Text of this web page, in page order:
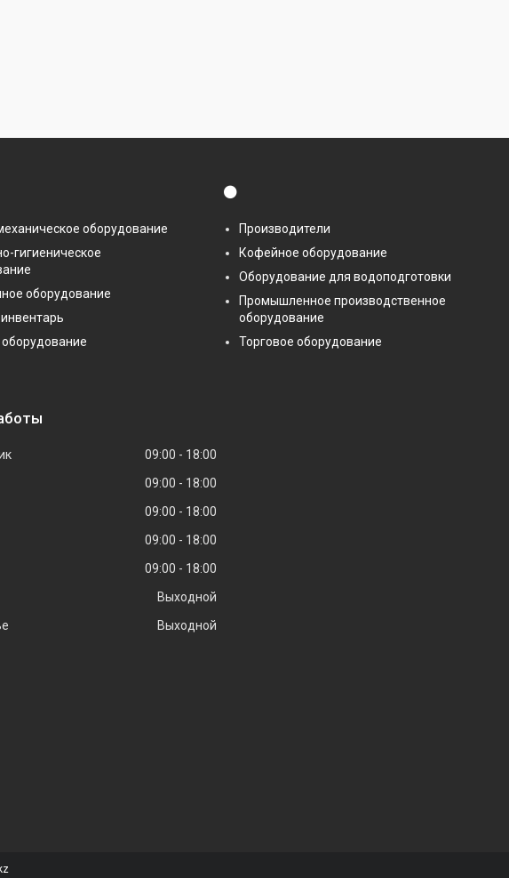
оборудование
гигиеническое
оборудование
⚫
Производители
Кофейное оборудование
Оборудование для водоподготовки
Промышленное производственное
оборудование
Торговое оборудование
09:00
18:00
09:00
18:00
09:00
18:00
09:00
18:00
09:00
18:00
Выходной
Выходной